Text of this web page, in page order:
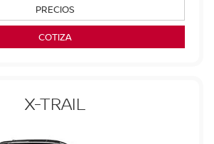
PRECIOS
COTIZA
X-TRAIL